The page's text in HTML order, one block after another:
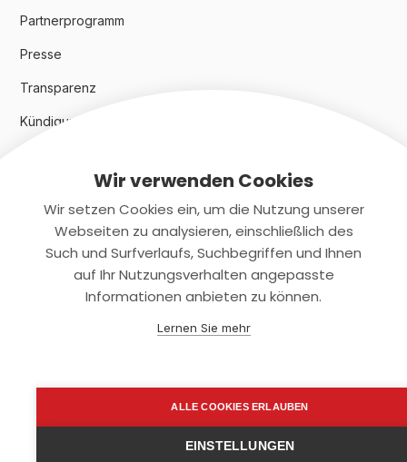
Partnerprogramm
Presse
Transparenz
Kündigungsindex 2024
Rechtliches
Datenschutz
support@smartkuendigen.de
Wir verwenden Cookies
Wir setzen Cookies ein, um die Nutzung unserer
Webseiten zu analysieren, einschließlich des
Such und Surfverlaufs, Suchbegriffen und Ihnen
auf Ihr Nutzungsverhalten angepasste
Informationen anbieten zu können.
Lernen Sie mehr
ALLE COOKIES ERLAUBEN
EINSTELLUNGEN